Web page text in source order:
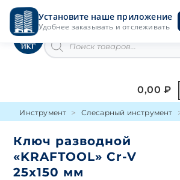
Установите наше приложение
Удобнее заказывать и отслеживать
Перейти
содержимомуИнструменты на
товаров
0,00₽
Инструмент Слесарный инструмент
Ключ разводной
«KRAFTOOL» Сr-V
25х150 мм